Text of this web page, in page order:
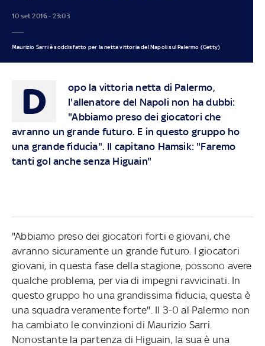
10 set 2016 - 23:03
Maurizio Sarri è soddisfatto per la netta vittoria del Napoli sul Palermo (Getty)
D
opo la vittoria netta di Palermo,
l'allenatore del Napoli non ha dubbi:
"Abbiamo preso dei giocatori che
avranno un grande futuro. E in questo gruppo ho
una grande fiducia". Il capitano Hamsik: "Faremo
tanti gol anche senza Higuain"
"Abbiamo preso dei giocatori forti e giovani, che
avranno sicuramente un grande futuro. I giocatori
giovani, in questa fase della stagione, possono avere
qualche problema, per via di impegni ravvicinati. In
questo gruppo ho una grandissima fiducia, questa è
una squadra veramente forte". Il 3-0 al Palermo non
ha cambiato le convinzioni di Maurizio Sarri.
Nonostante la partenza di Higuain, la sua è una